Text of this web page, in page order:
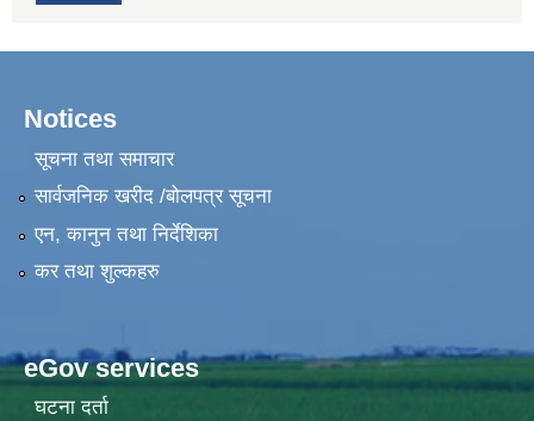
Notices
सूचना तथा समाचार
सार्वजनिक खरीद /बोलपत्र सूचना
एन, कानुन तथा निर्देशिका
कर तथा शुल्कहरु
eGov services
घटना दर्ता